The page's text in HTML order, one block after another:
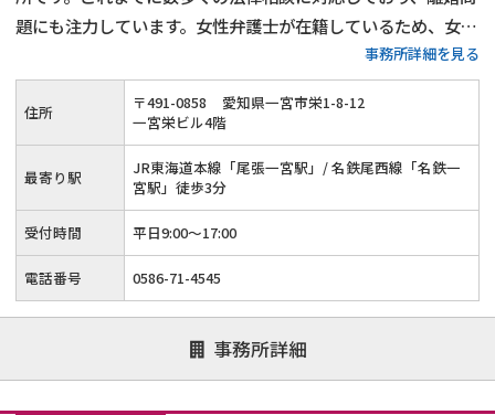
題にも注力しています。女性弁護士が在籍しているため、女性
特有の悩みや視点に配慮したサポートが特長です。事務所詳細を見る
住所 〒491-0858
愛知県一宮市栄1-8-12
一宮栄ビル4階
最寄り駅
JR東海道本線「尾張一宮駅」/ 名鉄尾西線「名鉄一
宮駅」徒歩3分
受付時間 平日9:00～17:00
電話番号 0586-71-4545
事務所詳細